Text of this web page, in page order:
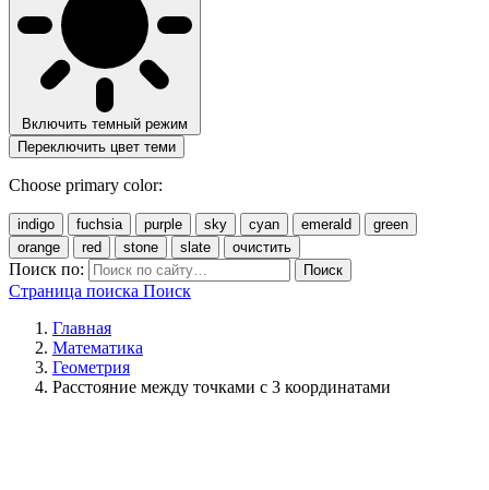
Включить темный режим
Переключить цвет теми
Choose primary color:
indigo fuchsia purple sky cyan emerald
green
orange
red stone slate очистить
Поиск по: Поиск
Страница поиска Поиск
Главная
Математика
Геометрия
Расстояние между точками с 3 координатами